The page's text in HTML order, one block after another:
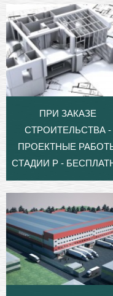
ПРИ ЗАКАЗЕ
СТРОИТЕЛЬСТВА -
ПРОЕКТНЫЕ
СТАДИИ Р -